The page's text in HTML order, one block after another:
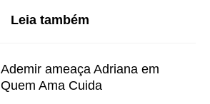
Leia também
Ademir ameaça Adriana em
Quem Ama Cuida